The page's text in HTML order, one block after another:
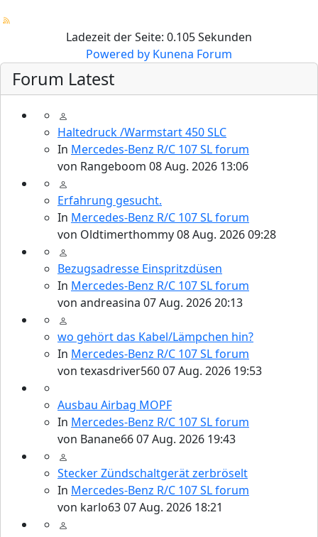
Ladezeit der Seite: 0.105 Sekunden
Powered by Kunena Forum
Forum Latest
Haltedruck /Warmstart 450 SLC
In Mercedes-Benz R/C 107 SL forum
von Rangeboom 08 Aug. 2026 13:06
Erfahrung gesucht.
In Mercedes-Benz R/C 107 SL forum
von Oldtimerthommy08 Aug. 2026 09:28
Bezugsadresse Einspritzdüsen
In Mercedes-Benz R/C 107 SL forum
von andreasina 07 Aug. 2026 20:13
wo gehört das Kabel/Lämpchen hin?
In Mercedes-Benz R/C 107 SL forum
von texasdriver56007 Aug. 2026 19:53
Ausbau Airbag MOPF
In Mercedes-Benz R/C 107 SL forum
von Banane6607 Aug. 2026 19:43
Stecker Zündschaltgerät zerbröselt
In Mercedes-Benz R/C 107 SL forum
von karlo6307 Aug. 2026 18:21